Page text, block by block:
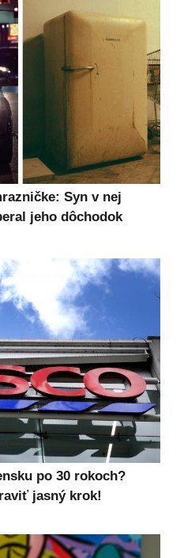
Syn v nej
jeho dôchodok
po 30 rokoch?
jasný krok!